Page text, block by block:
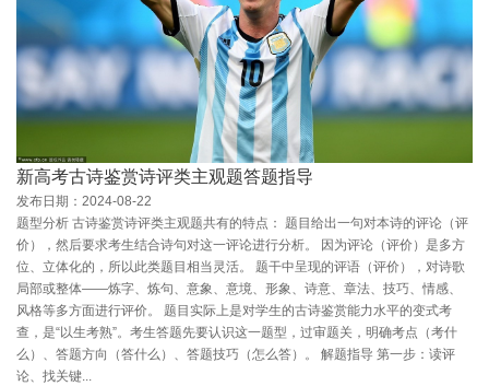
新高考古诗鉴赏诗评类主观题答题指导
发布日期：2024-08-22
题型分析 古诗鉴赏诗评类主观题共有的特点： 题目给出一句对本诗的评论（评
价），然后要求考生结合诗句对这一评论进行分析。 因为评论（评价）是多方
位、立体化的，所以此类题目相当灵活。 题干中呈现的评语（评价），对诗歌
局部或整体——炼字、炼句、意象、意境、形象、诗意、章法、技巧、情感、
风格等多方面进行评价。 题目实际上是对学生的古诗鉴赏能力水平的变式考
查，是“以生考熟”。考生答题先要认识这一题型，过审题关，明确考点（考什
么）、答题方向（答什么）、答题技巧（怎么答）。 解题指导 第一步：读评
论、找关键...